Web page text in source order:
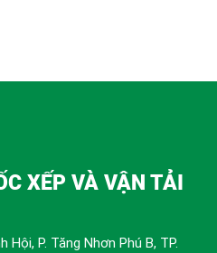
XẾP VÀ VẬN TẢI
P. Tăng Nhơn Phú B, TP.